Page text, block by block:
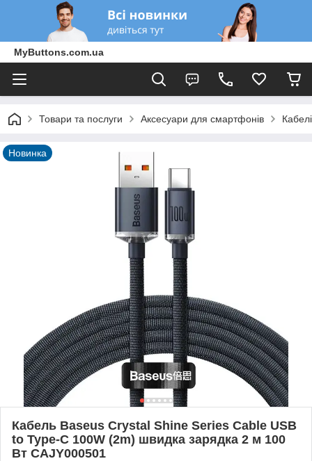
MyButtons.com.ua
Товари та послуги Аксесуари для смартфонів
Новинка
Кабель Baseus Crystal Shine Series Cable USB
to Type-C 100W (2m) швидка зарядка 2 м 100
Вт CAJY000501